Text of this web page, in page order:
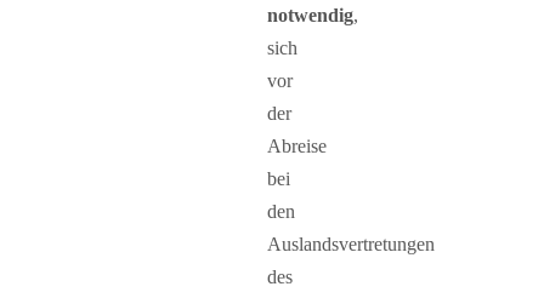
notwendig,
sich
vor
der
Abreise
bei
den
Auslandsvertretungen
des